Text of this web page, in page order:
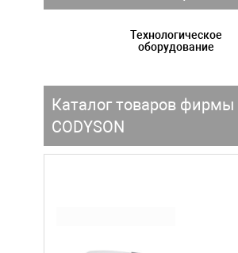
Технологическое
оборудование
Каталог товаров фирмы
CODYSON